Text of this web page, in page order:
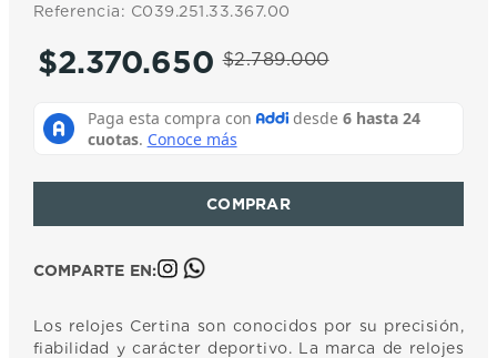
Referencia: C039.251.33.367.00
$2.789.000
$2.370.650
COMPARTE EN:
Los relojes Certina son conocidos por su precisión,
fiabilidad y carácter deportivo. La marca de relojes